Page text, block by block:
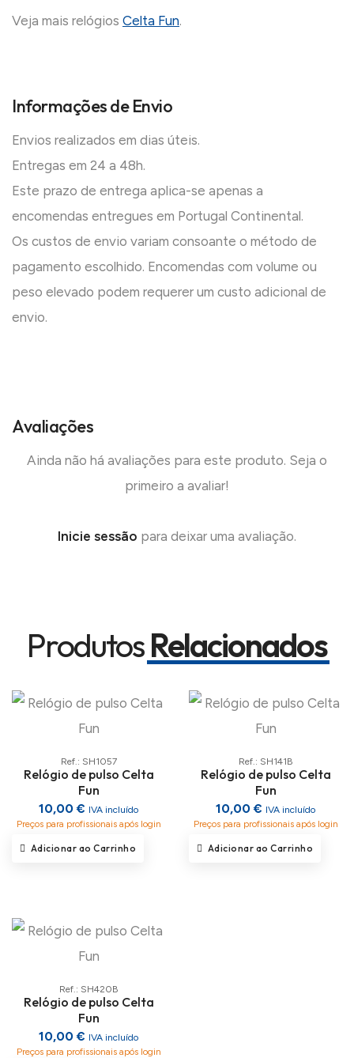
Veja mais relógios Celta Fun.
Informações de Envio
Envios realizados em dias úteis.
Entregas em 24 a 48h.
Este prazo de entrega aplica-se apenas a
encomendas entregues em Portugal Continental.
Os custos de envio variam consoante o método de
pagamento escolhido. Encomendas com volume ou
peso elevado podem requerer um custo adicional de
envio.
Avaliações
Ainda não há avaliações para este produto. Seja o
primeiro a avaliar!
Inicie sessão para deixar uma avaliação.
ProdutosRelacionados
Ref.: SH1057
Relógio de pulso Celta
Fun
10,00 € IVA incluído
Preços para profissionais após login
Adicionar ao Carrinho
Ref.: SH141B
Relógio de pulso Celta
Fun
10,00 € IVA incluído
Preços para profissionais após login
Adicionar ao Carrinho
Ref.: SH420B
Relógio de pulso Celta
Fun
10,00 € IVA incluído
Preços para profissionais após login